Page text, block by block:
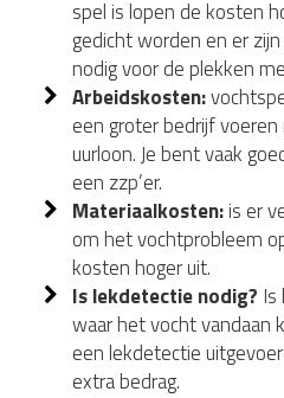
spel is lopen de kosten
gedicht worden en er
nodig voor de plekken
Arbeidskosten:
een groter bedrijf
uurloon. Je bent vaak
een zzp’er.
Materiaalkosten:is er
om het vochtprobleem
kosten hoger uit.
Is lekdetectie nodig?
waar het vocht vandaan
een lekdetectie
extra bedrag.